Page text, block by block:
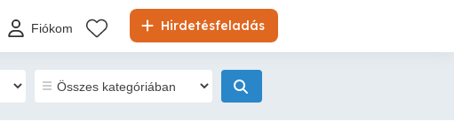
Hirdetésfeladás
Fiókom